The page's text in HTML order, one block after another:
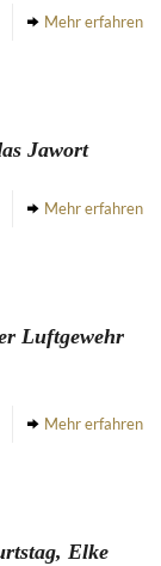
Mehr erfahren
Jawort
Mehr erfahren
Luftgewehr
Mehr erfahren
Elke